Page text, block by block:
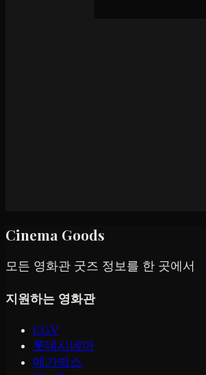
Cinema Goods
모든 영화관 굿즈 정보를 한 곳에서
지원하는 영화관
CGV
롯데시네마
메가박스